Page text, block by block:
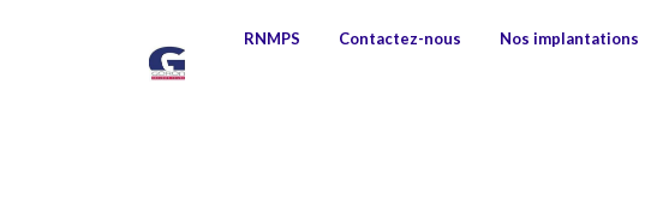
RNMPS Contactez-nous Nos implantations